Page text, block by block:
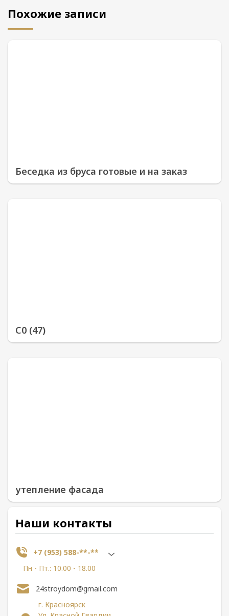
Похожие записи
Беседка из бруса готовые и на заказ
С0 (47)
утепление фасада
Наши контакты
+7 (953) 588-**-**
Пн - Пт.: 10.00 - 18.00
г. Красноярск
24stroydom@gmail.com